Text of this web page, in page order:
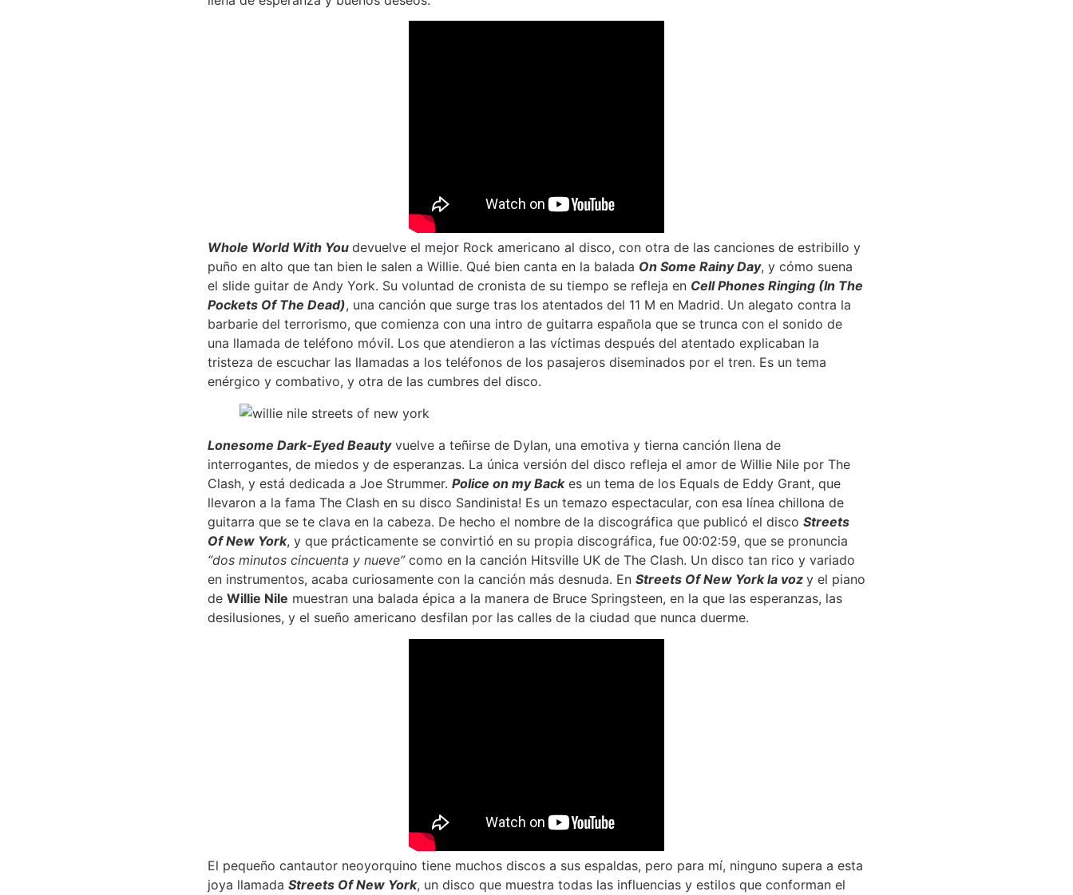
Whole World With You devuelve el mejor Rock americano al disco, con otra de las canciones de estribillo y
puño en alto que tan bien le salen a Willie. Qué bien canta en la balada On Some Rainy Day, y cómo suena
el slide guitar de Andy York. Su voluntad de cronista de su tiempo se refleja en Cell Phones Ringing (In The
Pockets Of The Dead), una canción que surge tras los atentados del 11 M en Madrid. Un alegato contra la
barbarie del terrorismo, que comienza con una intro de guitarra española que se trunca con el sonido de
una llamada de teléfono móvil. Los que atendieron a las víctimas después del atentado explicaban la
tristeza de escuchar las llamadas a los teléfonos de los pasajeros diseminados por el tren. Es un tema
enérgico y combativo, y otra de las cumbres del disco.
Lonesome Dark-Eyed Beautyvuelve a teñirse de Dylan, una emotiva y tierna canción llena de
interrogantes, de miedos y de esperanzas. La única versión del disco refleja el amor de Willie Nile por The
Clash, y está dedicada a Joe Strummer. Police on my Backes un tema de los Equals de Eddy Grant, que
llevaron a la fama The Clash en su disco Sandinista! Es un temazo espectacular, con esa línea chillona de
guitarra que se te clava en la cabeza. De hecho el nombre de la discográfica que publicó el disco Streets
Of New York, y que prácticamente se convirtió en su propia discográfica, fue 00:02:59, que se pronuncia
“dos minutos cincuenta y nueve”como en la canción Hitsville UK de The Clash. Un disco tan rico y variado
en instrumentos, acaba curiosamente con la canción más desnuda. En Streets Of New York la voz y el piano
de Willie Nile muestran una balada épica a la manera de Bruce Springsteen, en la que las esperanzas, las
desilusiones, y el sueño americano desfilan por las calles de la ciudad que nunca duerme.
El pequeño cantautor neoyorquino tiene muchos discos a sus espaldas, pero para mí, ninguno supera a esta
joya llamada Streets Of New York, un disco que muestra todas las influencias y estilos que conforman el